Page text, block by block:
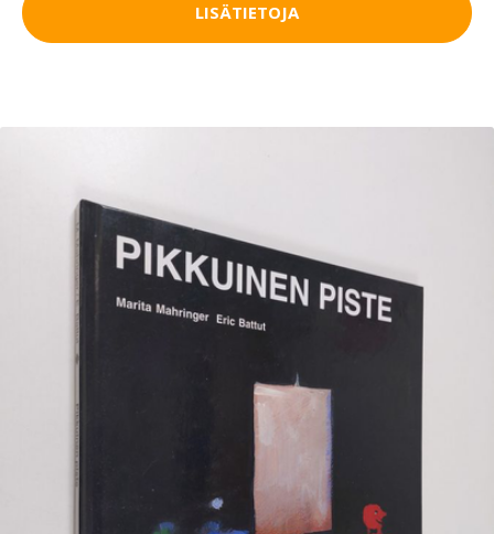
LISÄTIETOJA